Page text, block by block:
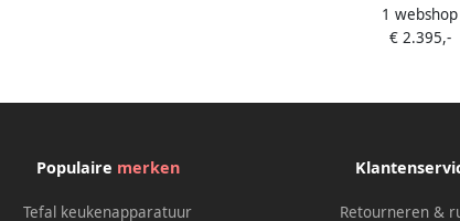
fornuis Zone van
Zwart A
1 webshop
€ 2.395,-
Populaire merken
Tefal keukenapparatuur Retourneren &